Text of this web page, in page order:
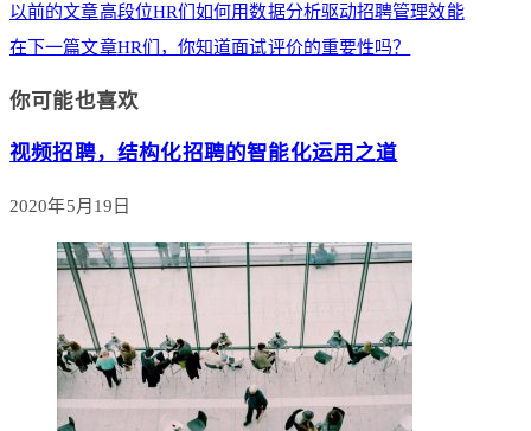
以前的文章高段位HR们如何用数据分析驱动招聘管理效能
在下一篇文章HR们，你知道面试评价的重要性吗？
你可能也喜欢
视频招聘，结构化招聘的智能化运用之道
2020年5月19日